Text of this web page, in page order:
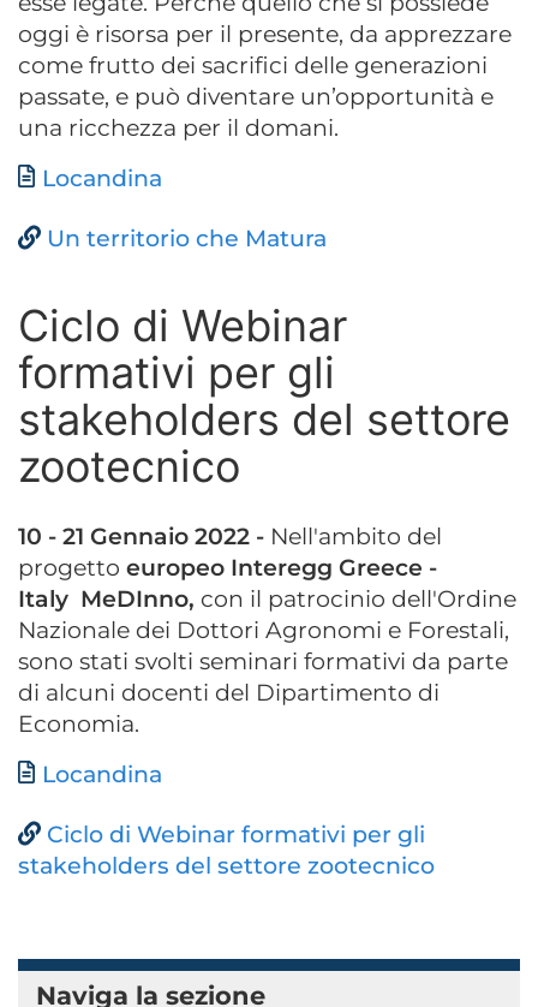
oggi è risorsa per il presente, da apprezzare
come frutto dei sacrifici delle generazioni
passate, e può diventare un’opportunità e
una ricchezza per il domani.
Documento
Locandina
Un territorio che Matura
Ciclo di Webinar
formativi per gli
stakeholders del settore
zootecnico
10 - 21 Gennaio 2022 - Nell'ambito del
progetto europeo Interegg Greece -
Italy MeDInno, con il patrocinio dell'Ordine
Nazionale dei Dottori Agronomi e Forestali,
sono stati svolti seminari formativi da parte
di alcuni docenti del Dipartimento di
Economia.
Documento
Locandina
Ciclo di Webinar formativi per gli
stakeholders del settore zootecnico
Naviga la sezione